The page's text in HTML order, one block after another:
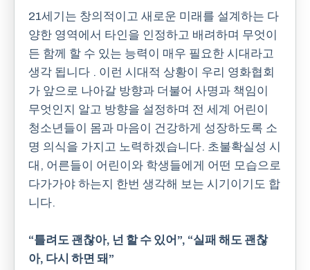
21세기는 창의적이고 새로운 미래를 설계하는 다
양한 영역에서 타인을 인정하고 배려하며 무엇이
든 함께 할 수 있는 능력이 매우 필요한 시대라고
생각 됩니다 . 이런 시대적 상황이 우리 영화협회
가 앞으로 나아갈 방향과 더불어 사명과 책임이
무엇인지 알고 방향을 설정하며 전 세계 어린이
청소년들이 몸과 마음이 건강하게 성장하도록 소
명 의식을 가지고 노력하겠습니다. 초불확실성 시
대, 어른들이 어린이와 학생들에게 어떤 모습으로
다가가야 하는지 한번 생각해 보는 시기이기도 합
니다.
“틀려도 괜찮아, 넌 할 수 있어”, “실패 해도 괜찮
아, 다시 하면 돼”